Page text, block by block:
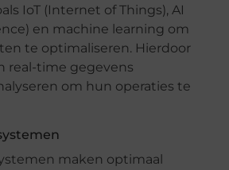
IoT (Internet of Things), AI
en machine learning om
te optimaliseren. Hierdoor
real-time gegevens
om hun operaties te
maken optimaal